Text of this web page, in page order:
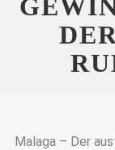
Suche
Malaga – Der